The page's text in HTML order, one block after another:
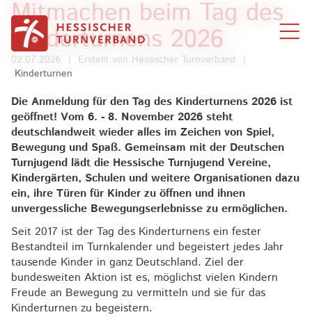
Zum Inhalt springen
Mitmachen beim Tag des
Kinderturnens 2026
02.07.2026 Erstellt von Hessischer Turnverband
Kinderturnen
Die Anmeldung für den Tag des Kinderturnens 2026 ist
geöffnet! Vom 6. - 8. November 2026 steht
deutschlandweit wieder alles im Zeichen von Spiel,
Bewegung und Spaß. Gemeinsam mit der Deutschen
Turnjugend lädt die Hessische Turnjugend Vereine,
Kindergärten, Schulen und weitere Organisationen dazu
ein, ihre Türen für Kinder zu öffnen und ihnen
unvergessliche Bewegungserlebnisse zu ermöglichen.
Seit 2017 ist der Tag des Kinderturnens ein fester
Bestandteil im Turnkalender und begeistert jedes Jahr
tausende Kinder in ganz Deutschland. Ziel der
bundesweiten Aktion ist es, möglichst vielen Kindern
Freude an Bewegung zu vermitteln und sie für das
Kinderturnen zu begeistern.